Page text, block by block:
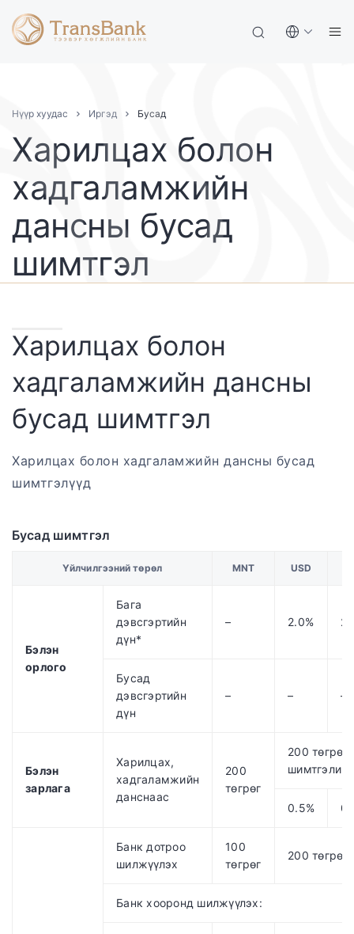
Нүүр хуудас Иргэд Бусад
Харилцах болон
хадгаламжийн
дансны бусад
шимтгэл
Харилцах болон
хадгаламжийн дансны
бусад шимтгэл
Харилцах болон хадгаламжийн дансны бусад
шимтгэлүүд
Бусад шимтгэл
Үйлчилгээний төрөл MNT USD
Бэлэн
орлого
Бага
дэвсгэртийн
дүн*
– 2.0%
Бусад
дэвсгэртийн
дүн
– – –
Бэлэн
зарлага
Харилцах,
хадгаламжийн
данснаас
200
төгрөг
200
0.5%
Банк дотроо
шилжүүлэх
100
төгрөг
200
Банк хооронд шилжүүлэх: